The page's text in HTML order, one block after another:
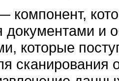
компонент,
документами и
которые
сканирования